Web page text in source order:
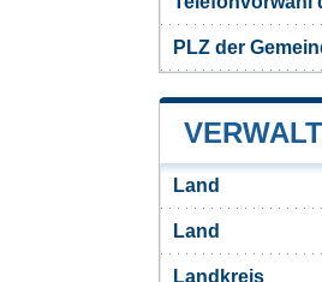
PLZ der
Land
Land
Landkreis